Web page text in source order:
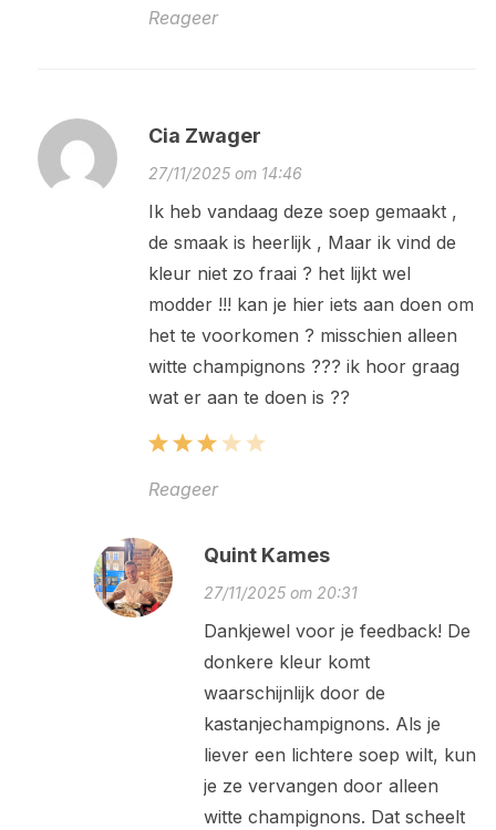
Reageer
Cia Zwager
27/11/2025 om 14:46
Ik heb vandaag deze soep gemaakt ,
de smaak is heerlijk , Maar ik vind de
kleur niet zo fraai ? het lijkt wel
modder !!! kan je hier iets aan doen om
het te voorkomen ? misschien alleen
witte champignons ??? ik hoor graag
wat er aan te doen is ??
Reageer
Quint Kames
27/11/2025 om 20:31
Dankjewel voor je feedback! De
donkere kleur komt
waarschijnlijk door de
kastanjechampignons. Als je
liever een lichtere soep wilt, kun
je ze vervangen door alleen
witte champignons. Dat scheelt